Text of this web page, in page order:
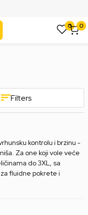
0 0
Filters
kontrolu i brzinu -
Za one koji vole veće
do 3XL, sa
fluidne pokrete i